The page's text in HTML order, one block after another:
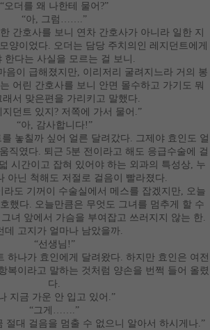
“오더를 왜 나한테 물어 ?”
“아, 그럼 …… .”
간호사를 보니 연차 간호사가 아니라 일한 지
양이었다. 오더는 담당 주치의인 레지던트에게
한다는 사실을 모르는 걸 보니 .
음이 급해졌지만, 이리저리 굴려지느라 거의 봉
어린 간호사를 보니 안면 몰수하고 가기도 뭐
래서 맞은편을 가리키고 말했다.
던트 있지 ? 저쪽에 가서 물어 .”
“아, 감사합니다!”
놓칠까 싶어 얼른 달려갔다. 그제야 효인도 얼
직였다. 퇴근 5분 전이라고 해도 응급수술에 걸
시간이고 잡혀 있어야 하는 외과의 특성상, 누
아닌 척해도 저절로 걸음이 빨라졌다.
라도 기꺼이 수술실에서 메스를 잡겠지만, 오늘
했다. 오늘만큼은 무엇도 그녀를 멈추게 할 수
녀 앞에서 가슴을 부여잡고 쓰러지지 않는 한.
데 고지가 얼마나 남았을까.
“선생님 !”
하나가 효인에게 달려왔다. 하지만 효인은 여전
복이라고 말하는 것처럼 양손을 번쩍 들어 올렸
다.
지금 가운 안 입고 있어 .”
“그게 …… .”
절대 걸음을 멈출 수 없으니 알아서 하시게나.”